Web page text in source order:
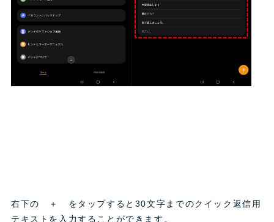
右下の ＋ をタップすると30文字までのクイック返信用
テキストを入力することができます。